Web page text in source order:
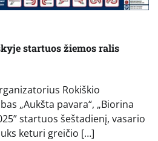
startuos žiemos ralis
Rokiškio
„Aukšta pavara“, „Biorina
startuos šeštadienį, vasario
keturi greičio […]